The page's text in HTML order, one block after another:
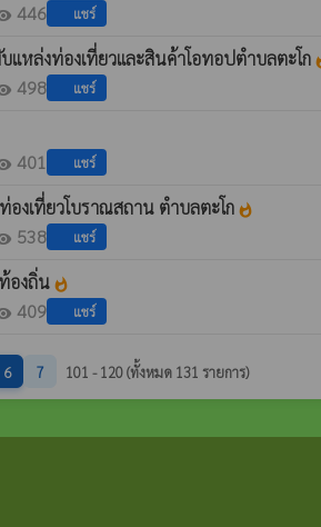
446 แชร์
หล่งท่องเที่ยวและสินค้าโอทอปตำบลตะโก
498 แชร์
401 แชร์
งเที่ยวโบราณสถาน ตำบลตะโก whatshot
538 แชร์
องถิ่น whatshot
409 แชร์
6 7 101 - 120 (ทั้งหมด 131 รายการ)